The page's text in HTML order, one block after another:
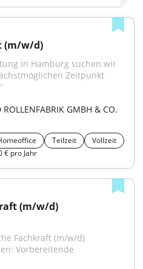
(m/w/d)
in Hamburg suchen wir
Zeitpunkt
ROLLENFABRIK GMBH & CO.
Teilzeit
Vollzeit
€ pro Jahr
(m/w/d)
Fachkraft (m/w/d)
Vorbereitende